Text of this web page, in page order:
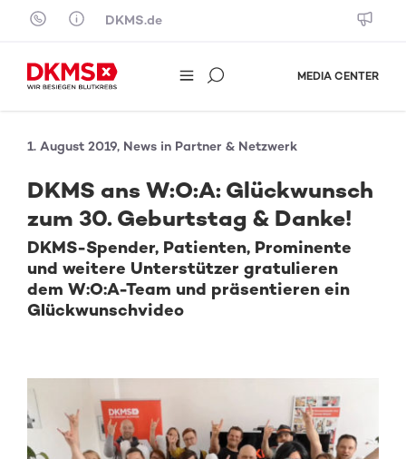
Skip to content
DKMS.de
MEDIA CENTER
1. August 2019, News in Partner & Netzwerk
DKMS ans W:O:A: Glückwunsch
zum 30. Geburtstag & Danke!
DKMS-Spender, Patienten, Prominente
und weitere Unterstützer gratulieren
dem W:O:A-Team und präsentieren ein
Glückwunschvideo